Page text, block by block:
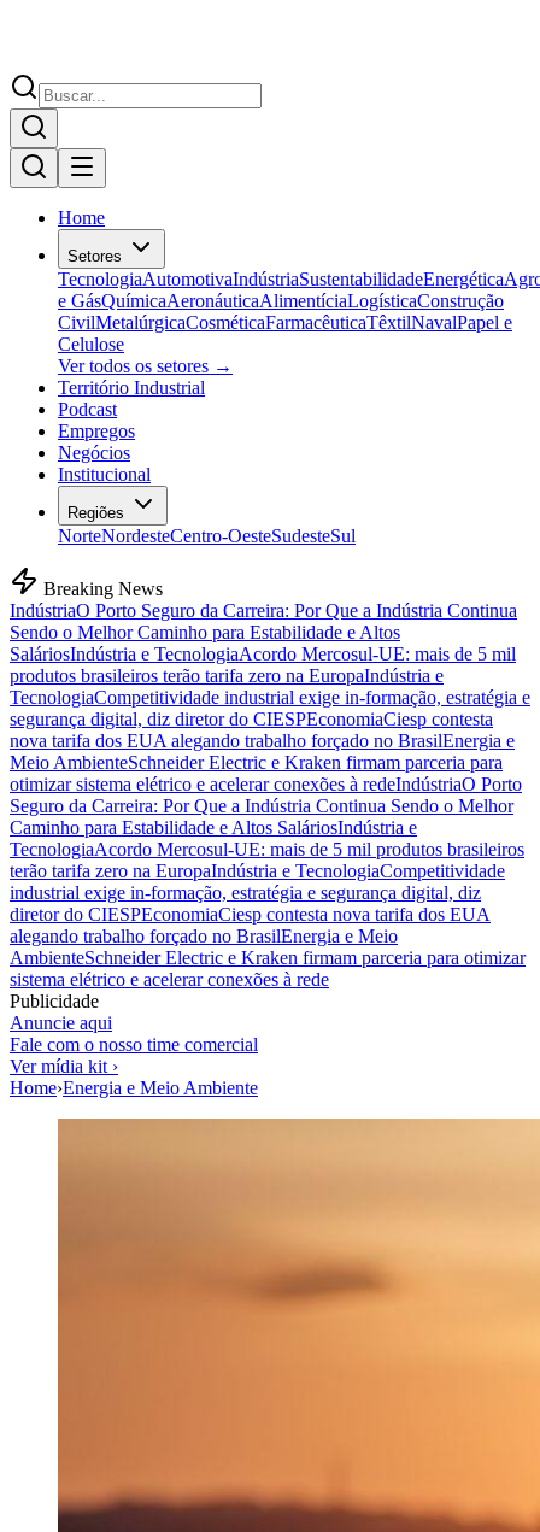
Home
Setores
TecnologiaAutomotivaIndústriaSustentabilidadeEnergética
e GásQuímicaAeronáuticaAlimentíciaLogísticaConstrução
CivilMetalúrgicaCosméticaFarmacêuticaTêxtilNavalPapel e
Celulose
Ver todos os setores →
Território Industrial
Podcast
Empregos
Negócios
Institucional
Regiões
NorteNordesteCentro-OesteSudesteSul
Breaking News
IndústriaO Porto Seguro da Carreira: Por Que a Indústria Continua
Sendo o Melhor Caminho para Estabilidade e Altos
SaláriosIndústria e TecnologiaAcordo Mercosul-UE: mais de 5 mil
produtos brasileiros terão tarifa zero na EuropaIndústria e
TecnologiaCompetitividade industrial exige in-formação, estratégia e
segurança digital, diz diretor do CIESPEconomiaCiesp contesta
nova tarifa dos EUA alegando trabalho forçado no BrasilEnergia e
Meio AmbienteSchneider Electric e Kraken firmam parceria para
otimizar sistema elétrico e acelerar conexões à redeIndústriaO Porto
Seguro da Carreira: Por Que a Indústria Continua Sendo o Melhor
Caminho para Estabilidade e Altos SaláriosIndústria e
TecnologiaAcordo Mercosul-UE: mais de 5 mil produtos brasileiros
terão tarifa zero na EuropaIndústria e TecnologiaCompetitividade
industrial exige in-formação, estratégia e segurança digital, diz
diretor do CIESPEconomiaCiesp contesta nova tarifa dos EUA
alegando trabalho forçado no BrasilEnergia e Meio
AmbienteSchneider Electric e Kraken firmam parceria para otimizar
sistema elétrico e acelerar conexões à rede
Publicidade
Anuncie aqui
Fale com o nosso time comercial
Ver mídia kit ›
Home›Energia e Meio Ambiente